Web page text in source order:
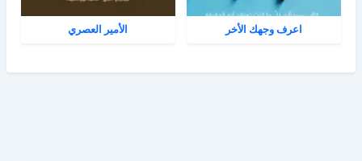
اعرف وجهك الأخر الأمير العصري